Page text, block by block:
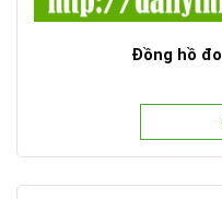
Đồng hồ